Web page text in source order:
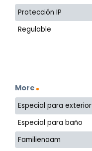
Protección IP
Regulable
More
Especial para exterior
Especial para baño
Familienaam